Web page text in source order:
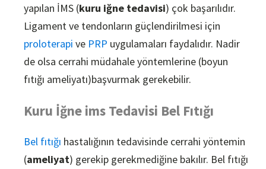
yapılan İMS (kuru iğne tedavisi) çok başarılıdır.
Ligament ve tendonların güçlendirilmesi için
proloterapi ve PRP uygulamaları faydalıdır. Nadir
de olsa cerrahi müdahale yöntemlerine (boyun
fıtığı ameliyatı)başvurmak gerekebilir.
Kuru İğne ims Tedavisi Bel Fıtığı
Bel fıtığı hastalığının tedavisinde cerrahi yöntemin
(ameliyat) gerekip gerekmediğine bakılır. Bel fıtığı